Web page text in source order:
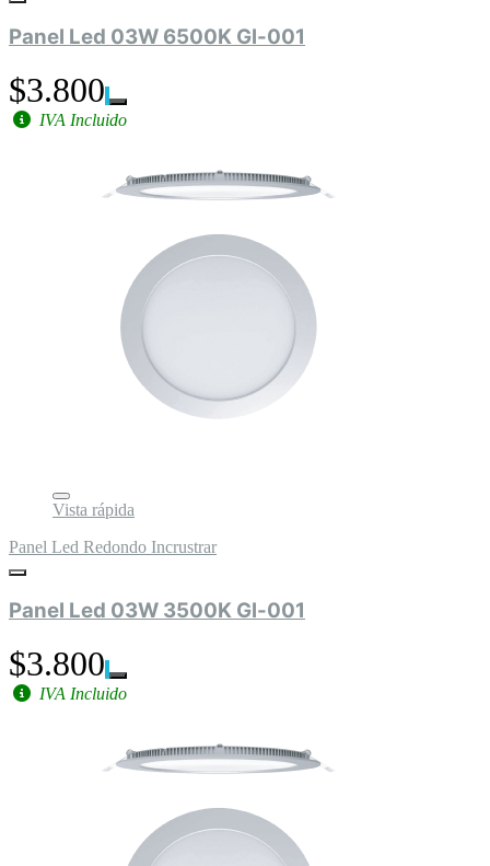
Panel Led 03W 6500K Gl-001
$3.800
IVA Incluido
Vista rápida
Panel Led Redondo Incrustrar
Panel Led 03W 3500K Gl-001
$3.800
IVA Incluido